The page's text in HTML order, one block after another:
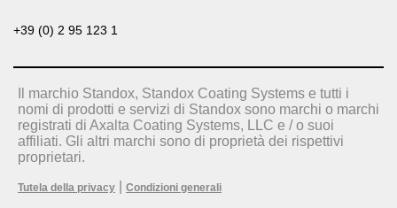
+39 (0) 2 95 123 1
Il marchio Standox, Standox Coating Systems e tutti i
nomi di prodotti e servizi di Standox sono marchi o marchi
registrati di Axalta Coating Systems, LLC e / o suoi
affiliati. Gli altri marchi sono di proprietà dei rispettivi
proprietari.
Tutela della privacy Condizioni generali